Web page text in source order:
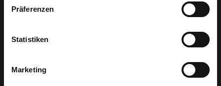
Präferenzen
Statistiken
Marketing